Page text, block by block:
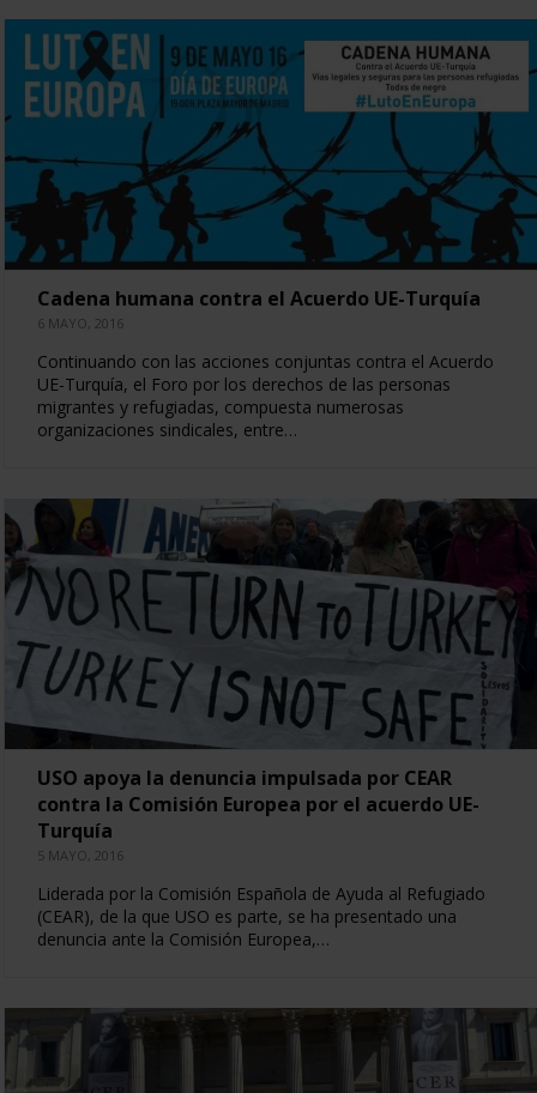
Cadena humana contra el Acuerdo UE-Turquía
6 MAYO, 2016
Continuando con las acciones conjuntas contra el Acuerdo
UE-Turquía, el Foro por los derechos de las personas
migrantes y refugiadas, compuesta numerosas
organizaciones sindicales, entre…
USO apoya la denuncia impulsada por CEAR
contra la Comisión Europea por el acuerdo UE-
Turquía
5 MAYO, 2016
Liderada por la Comisión Española de Ayuda al Refugiado
(CEAR), de la que USO es parte, se ha presentado una
denuncia ante la Comisión Europea,…